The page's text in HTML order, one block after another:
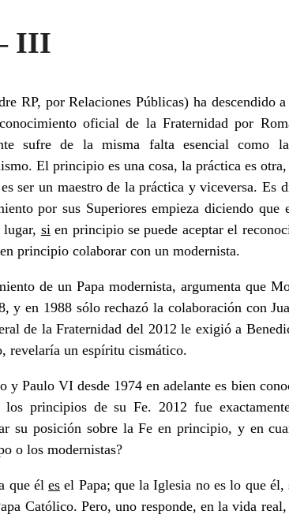
III
RP, por Relaciones Públicas) ha descendido
oficial de la Fraternidad por
sufre de la misma falta esencial como
El principio es una cosa, la práctica es
ser un maestro de la práctica y viceversa. Es
por sus Superiores empieza diciendo que
si en principio se puede aceptar el
principio colaborar con un modernista.
de un Papa modernista, argumenta que
y en 1988 sólo rechazó la colaboración con
de la Fraternidad del 2012 le exigió a
revelaría un espíritu cismático.
y Paulo VI desde 1974 en adelante es bien
principios de su Fe. 2012 fue
su posición sobre la Fe en principio, y en
o los modernistas?
que éles el Papa; que la Iglesia no es lo que
Católico. Pero, uno responde, en la vida